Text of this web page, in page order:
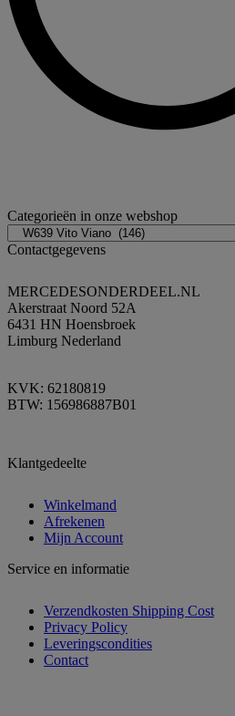
Categorieën in onze webshop
Contactgegevens
MERCEDESONDERDEEL.NL
Akerstraat Noord 52A
6431 HN Hoensbroek
Limburg Nederland
KVK: 62180819
BTW: 156986887B01
Klantgedeelte
Winkelmand
Afrekenen
Mijn Account
Service en informatie
Verzendkosten Shipping Cost
Privacy Policy
Leveringscondities
Contact